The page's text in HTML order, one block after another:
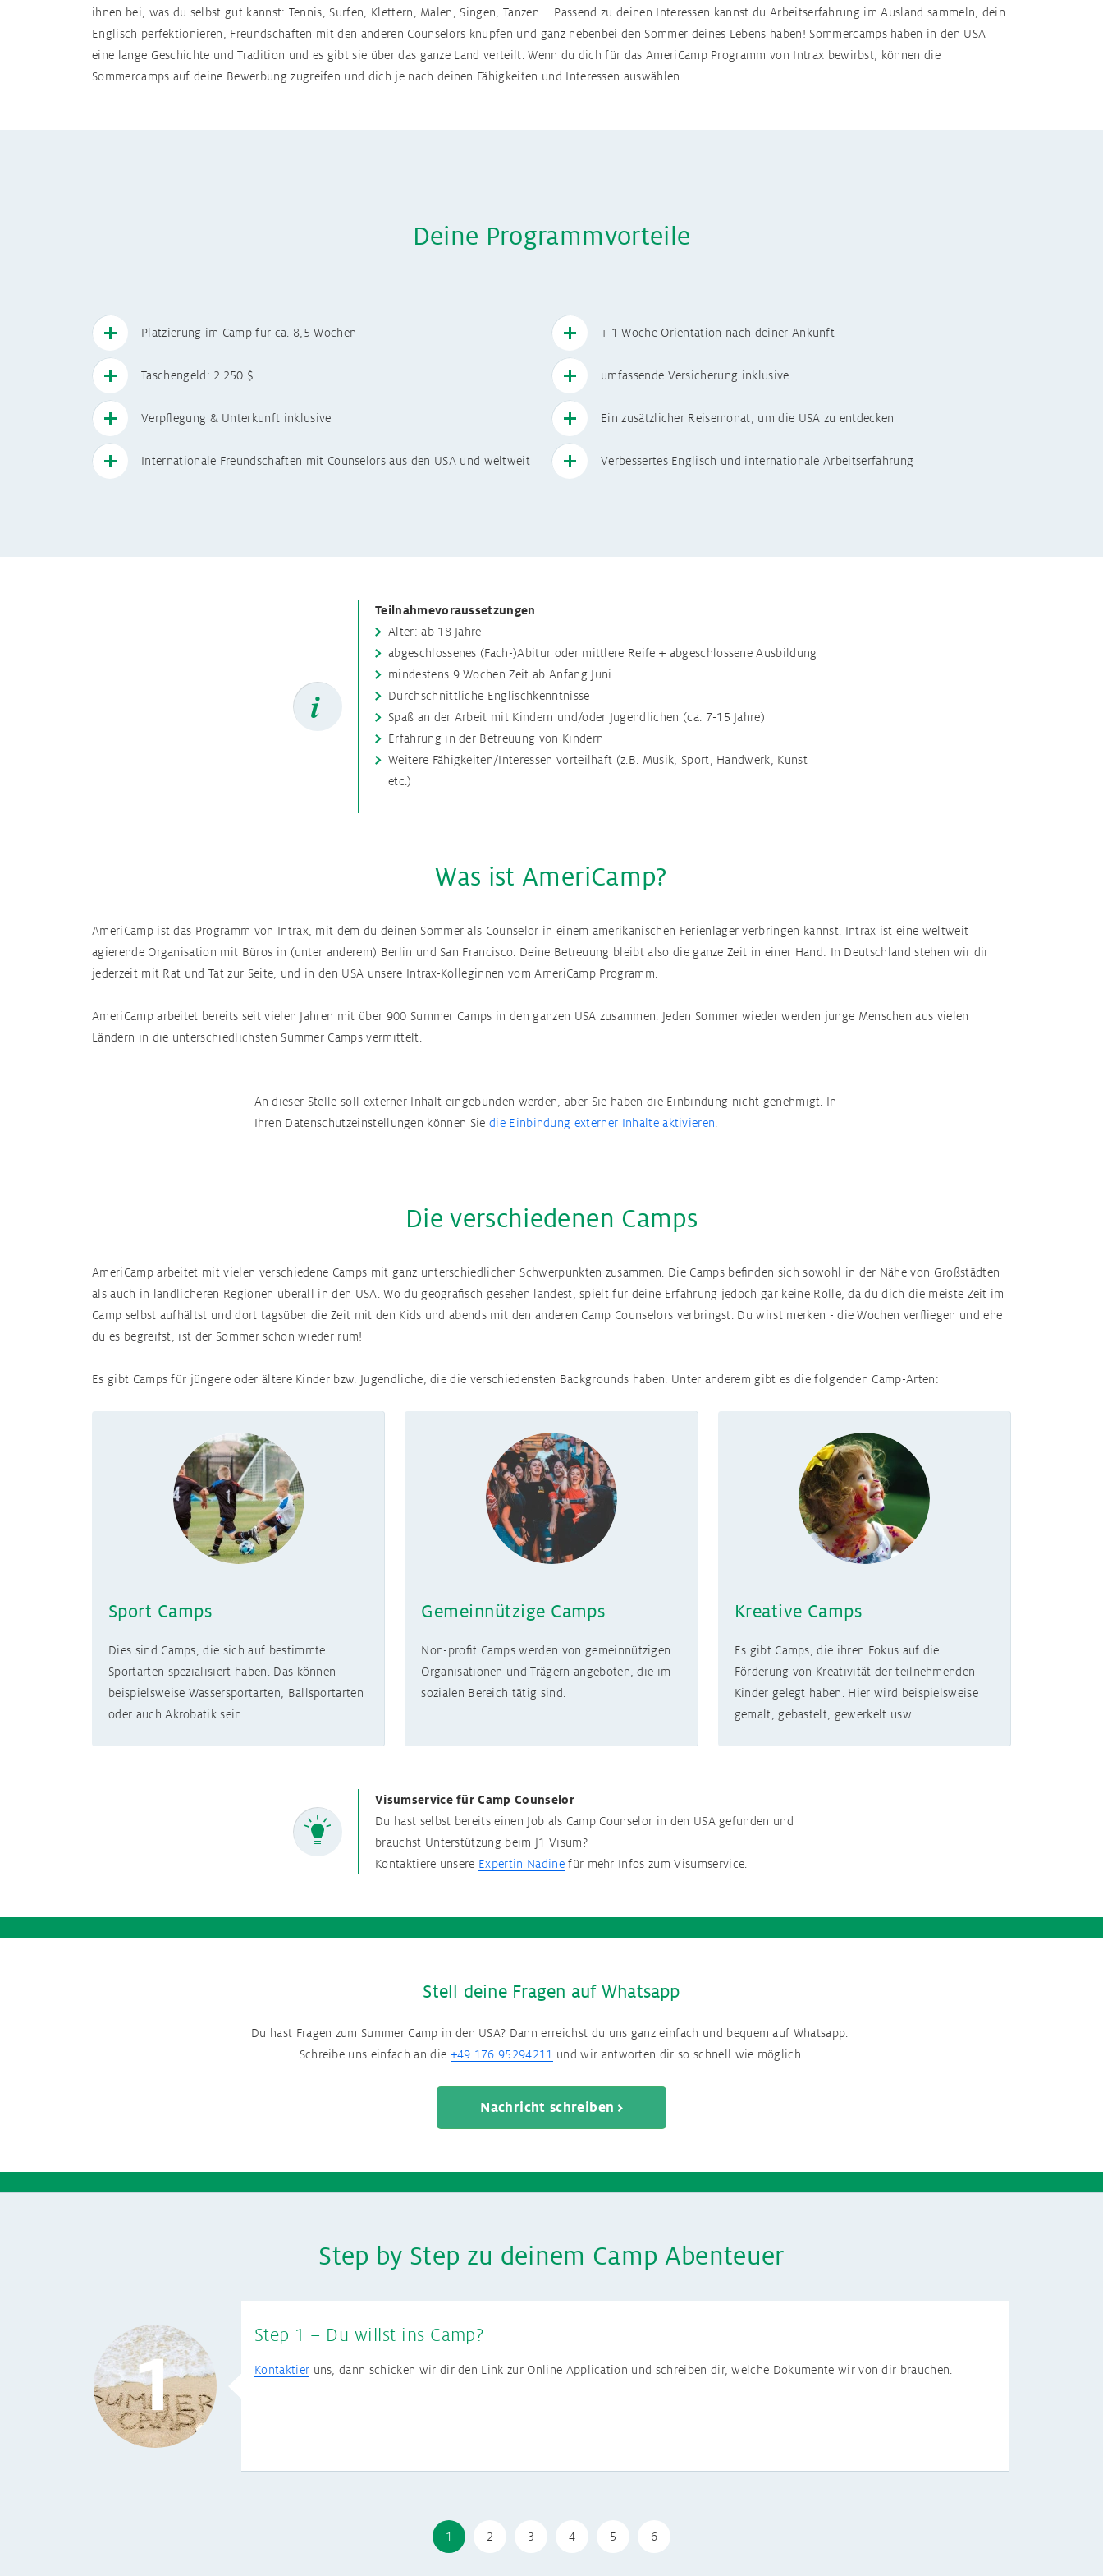
FAQs
Schüleraustausch England Schüleraustausch Schottland
Schüleraustausch Spanien Schüleraustausch Italien
ihnen bei, was du selbst gut kannst: Tennis, Surfen, Klettern, Malen, Singen, Tanzen ... Passend zu deinen Interessen kannst du Arbeitserfahrung im Ausland sammeln, dein
Englisch perfektionieren, Freundschaften mit den anderen Counselors knüpfen und ganz nebenbei den Sommer deines Lebens haben! Sommercamps haben in den USA
eine lange Geschichte und Tradition und es gibt sie über das ganze Land verteilt. Wenn du dich für das AmeriCamp Programm von Intrax bewirbst, können die
Sommercamps auf deine Bewerbung zugreifen und dich je nach deinen Fähigkeiten und Interessen auswählen.
Deine Programmvorteile
Platzierung im Camp für ca. 8,5 Wochen + 1 Woche Orientation nach deiner Ankunft
Taschengeld: 2.250 $ umfassende Versicherung inklusive
Verpflegung & Unterkunft inklusive Ein zusätzlicher Reisemonat, um die USA zu entdecken
Internationale Freundschaften mit Counselors aus den USA und weltweit Verbessertes Englisch und internationale Arbeitserfahrung
Teilnahmevoraussetzungen
Alter: ab 18 Jahre
abgeschlossenes (Fach-)Abitur oder mittlere Reife + abgeschlossene Ausbildung
mindestens 9 Wochen Zeit ab Anfang Juni
Durchschnittliche Englischkenntnisse
Spaß an der Arbeit mit Kindern und/oder Jugendlichen (ca. 7-15 Jahre)
Erfahrung in der Betreuung von Kindern
Weitere Fähigkeiten/Interessen vorteilhaft (z.B. Musik, Sport, Handwerk, Kunst
etc.)
Was ist AmeriCamp?
AmeriCamp ist das Programm von Intrax, mit dem du deinen Sommer als Counselor in einem amerikanischen Ferienlager verbringen kannst. Intrax ist eine weltweit
agierende Organisation mit Büros in (unter anderem) Berlin und San Francisco. Deine Betreuung bleibt also die ganze Zeit in einer Hand: In Deutschland stehen wir dir
jederzeit mit Rat und Tat zur Seite, und in den USA unsere Intrax-Kolleginnen vom AmeriCamp Programm.
AmeriCamp arbeitet bereits seit vielen Jahren mit über 900 Summer Camps in den ganzen USA zusammen. Jeden Sommer wieder werden junge Menschen aus vielen
Ländern in die unterschiedlichsten Summer Camps vermittelt.
An dieser Stelle soll externer Inhalt eingebunden werden, aber Sie haben die Einbindung nicht genehmigt. In
Ihren Datenschutzeinstellungen können Sie die Einbindung externer Inhalte aktivieren.
Die verschiedenen Camps
AmeriCamp arbeitet mit vielen verschiedene Camps mit ganz unterschiedlichen Schwerpunkten zusammen. Die Camps befinden sich sowohl in der Nähe von Großstädten
als auch in ländlicheren Regionen überall in den USA. Wo du geografisch gesehen landest, spielt für deine Erfahrung jedoch gar keine Rolle, da du dich die meiste Zeit im
Camp selbst aufhältst und dort tagsüber die Zeit mit den Kids und abends mit den anderen Camp Counselors verbringst. Du wirst merken - die Wochen verfliegen und ehe
du es begreifst, ist der Sommer schon wieder rum!
Es gibt Camps für jüngere oder ältere Kinder bzw. Jugendliche, die die verschiedensten Backgrounds haben. Unter anderem gibt es die folgenden Camp-Arten:
Sport Camps
Dies sind Camps, die sich auf bestimmte
Sportarten spezialisiert haben. Das können
beispielsweise Wassersportarten, Ballsportarten
oder auch Akrobatik sein.
Gemeinnützige Camps
Non-profit Camps werden von gemeinnützigen
Organisationen und Trägern angeboten, die im
sozialen Bereich tätig sind.
Kreative Camps
Es gibt Camps, die ihren Fokus auf die
Förderung von Kreativität der teilnehmenden
Kinder gelegt haben. Hier wird beispielsweise
gemalt, gebastelt, gewerkelt usw..
Visumservice für Camp Counselor
Du hast selbst bereits einen Job als Camp Counselor in den USA gefunden und
brauchst Unterstützung beim J1 Visum?
Kontaktiere unsere Expertin Nadinefür mehr Infos zum Visumservice.
Stell deine Fragen auf Whatsapp
Du hast Fragen zum Summer Camp in den USA? Dann erreichst du uns ganz einfach und bequem auf Whatsapp.
Schreibe uns einfach an die +49 176 95294211 und wir antworten dir so schnell wie möglich.
Nachricht schreiben
Step by Step zu deinem Camp Abenteuer
Step 1 – Du willst ins Camp?
Kontaktier uns, dann schicken wir dir den Link zur Online Application und schreiben dir, welche Dokumente wir von dir brauchen.
Im Interview sprechen wir zwar auch Englisch mit dir, es geht aber in erster Linie darum, dich gut kennenzulernen, damit du gut
1 2 3 4 5 6